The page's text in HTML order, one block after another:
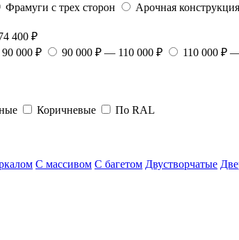
Фрамуги с трех сторон Арочная конструкция
400 ₽
000 ₽ 90 000 ₽ — 110 000 ₽ 110 000 ₽
Коричневые По RAL
С массивом С багетом Двустворчатые